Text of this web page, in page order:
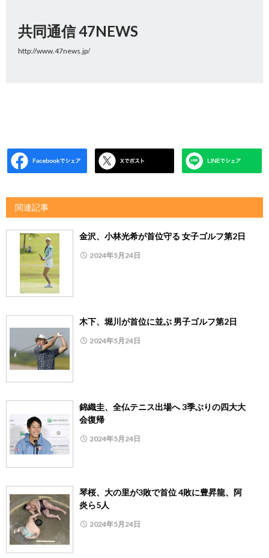
共同通信 47NEWS
http://www.47news.jp/
関連記事
金沢、小林光希が首位守る 女子ゴルフ第2日
2024年5月24日
木下、堀川が首位に並ぶ 男子ゴルフ第2日
2024年5月24日
錦織圭、全仏テニス出場へ 3季ぶりの四大大
会復帰
2024年5月24日
琴桜、大の里が3敗で首位 4敗に豊昇龍、阿
炎ら5人
2024年5月24日